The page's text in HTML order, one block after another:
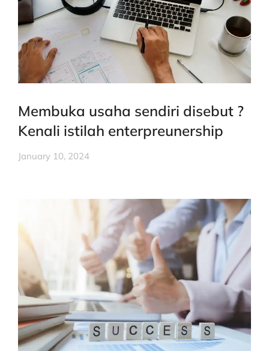
Membuka usaha sendiri disebut ?
Kenali istilah enterpreunership
January 10, 2024